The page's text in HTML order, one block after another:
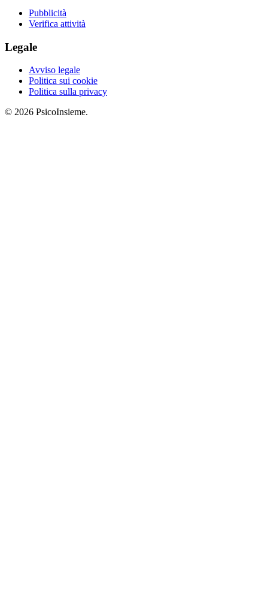
Pubblicità
Verifica attività
Legale
Avviso legale
Politica sui cookie
Politica sulla privacy
© 2026 PsicoInsieme.